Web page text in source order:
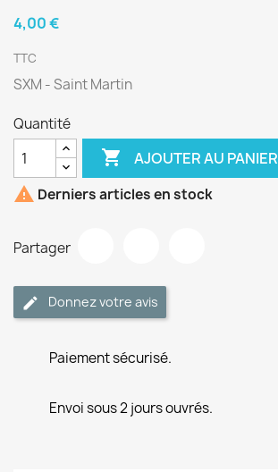
4,00 €
TTC
SXM - Saint Martin
Quantité
 AJOUTER AU PANIER
 Derniers articles en stock
Partager
Donnez votre avis
Paiement sécurisé.
Envoi sous 2 jours ouvrés.